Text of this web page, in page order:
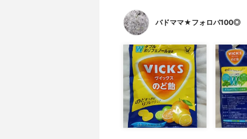
バドママ★フォロバ100◎